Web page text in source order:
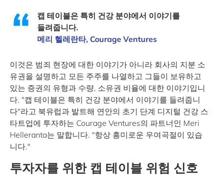
캡 테이블은 특히 건강 분야에서 이야기를
들려줍니다.
메리 헬레란타, Courage Ventures
이것은 범죄 현장에 대한 이야기가 아니라 회사의 지분 소
유권을 설명하고 모든 주주를 나열하고 그들이 보유하고
있는 증권의 유형과 수량, 소유권 비율에 대한 이야기입니
다. "캡 테이블은 특히 건강 분야에서 이야기를 들려줍니
다"라고 북유럽과 발트해 연안의 초기 단계 디지털 건강 스
타트업에 투자하는 Courage Ventures의 파트너인 Meri
Helleranta는 말합니다. "항상 흥미로운 우여곡절이 있습
니다."
투자자를 위한 캡 테이블 위험 신호